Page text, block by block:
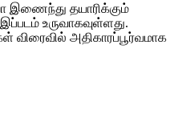
இணைந்து தயாரிக்கும்
உருவாகவுள்ளது.
விரைவில் அதிகாரப்பூர்வமாக